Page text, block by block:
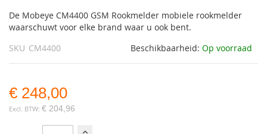
De Mobeye CM4400 GSM Rookmelder mobiele rookmelder
waarschuwt voor elke brand waar u ook bent.
Beschikbaarheid: Op voorraad
SKU CM4400
€ 248,00
€ 204,96